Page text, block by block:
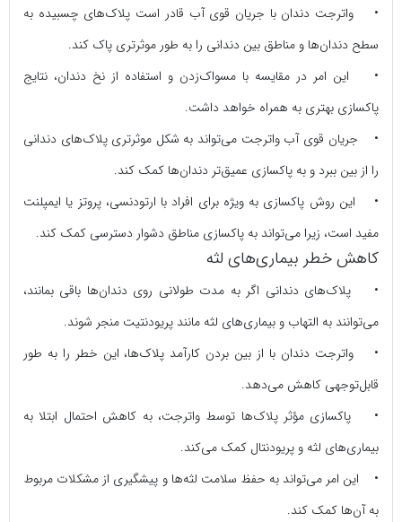
• واترجت دندان با جریان قوی آب قادر است پلاک‌های چسبیده به
سطح دندان‌ها و مناطق بین دندانی را به طور موثرتری پاک کند.
• این امر در مقایسه با مسواک‌زدن و استفاده از نخ دندان، نتایج
پاکسازی بهتری به همراه خواهد داشت.
• جریان قوی آب واترجت می‌تواند به شکل موثرتری پلاک‌های دندانی
را از بین ببرد و به پاکسازی عمیق‌تر دندان‌ها کمک کند.
• این روش پاکسازی به ویژه برای افراد با ارتودنسی، پروتز یا ایمپلنت
مفید است، زیرا می‌تواند به پاکسازی مناطق دشوار دسترسی کمک کند.
کاهش خطر بیماری‌های لثه
• پلاک‌های دندانی اگر به مدت طولانی روی دندان‌ها باقی بمانند،
می‌توانند به التهاب و بیماری‌های لثه مانند پریودنتیت منجر شوند.
• واترجت دندان با از بین بردن کارآمد پلاک‌ها، این خطر را به طور
قابل‌توجهی کاهش می‌دهد.
• پاکسازی مؤثر پلاک‌ها توسط واترجت، به کاهش احتمال ابتلا به
بیماری‌های لثه و پریودنتال کمک می‌کند.
• این امر می‌تواند به حفظ سلامت لثه‌ها و پیشگیری از مشکلات مربوط
به آن‌ها کمک کند.